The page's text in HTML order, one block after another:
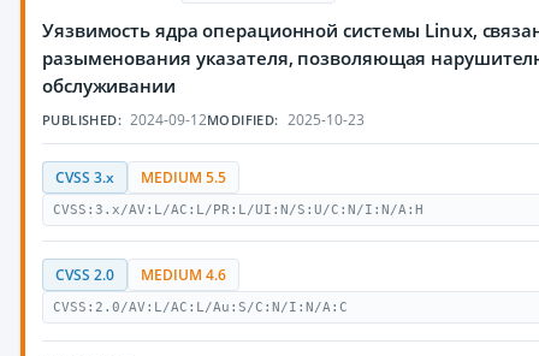
Уязвимость ядра операционной системы Linux,
разыменования указателя, позволяющая
обслуживании
PUBLISHED: 2024-09-12MODIFIED: 2025-10-23
CVSS 3.x MEDIUM 5.5
CVSS:3.x/AV:L/AC:L/PR:L/UI:N/S:U/C:N/I:N/A:H
CVSS 2.0 MEDIUM 4.6
CVSS:2.0/AV:L/AC:L/Au:S/C:N/I:N/A:C